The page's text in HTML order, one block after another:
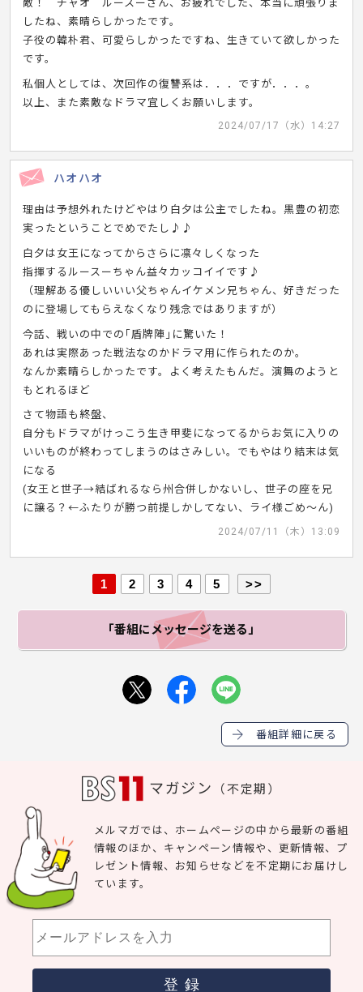
敵！ チャオ ルースーさん、お疲れでした、本当に頑張りま
したね、素晴らしかったです。
子役の韓朴君、可愛らしかったですね、生きていて欲しかった
です。
私個人としては、次回作の復讐系は．．．ですが．．．。
以上、また素敵なドラマ宜しくお願いします。
2024/07/17（水）14:27
ハオハオ
理由は予想外れたけどやはり白夕は公主でしたね。黒豊の初恋
実ったということでめでたし♪♪
白夕は女王になってからさらに凛々しくなった
指揮するルースーちゃん益々カッコイイです♪
（理解ある優しいいい父ちゃんイケメン兄ちゃん、好きだった
のに登場してもらえなくなり残念ではありますが）
今話、戦いの中での｢盾牌陣｣に驚いた！
あれは実際あった戦法なのかドラマ用に作られたのか。
なんか素晴らしかったです。よく考えたもんだ。演舞のようと
もとれるほど
さて物語も終盤、
自分もドラマがけっこう生き甲斐になってるからお気に入りの
いいものが終わってしまうのはさみしい。でもやはり結末は気
になる
(女王と世子→結ばれるなら州合併しかないし、世子の座を兄
に譲る？←ふたりが勝つ前提しかしてない、ライ様ごめ～ん)
2024/07/11（木）13:09
1 2 3 4 5 >>
「番組にメッセージを送る」
番組詳細に戻る
マガジン （不定期）
メルマガでは、ホームページの中から最新の番組
情報のほか、キャンペーン情報や、更新情報、プ
レゼント情報、お知らせなどを不定期にお届けし
ています。